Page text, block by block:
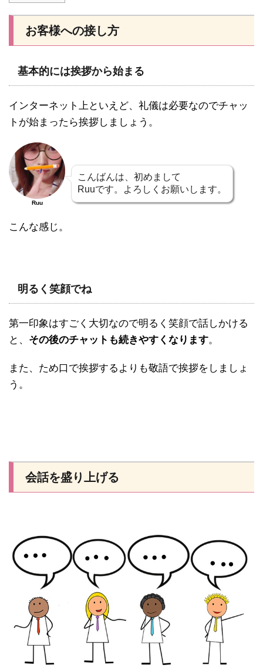
お客様への接し方
基本的には挨拶から始まる
インターネット上といえど、礼儀は必要なのでチャッ
トが始まったら挨拶しましょう。
Ruu
こんばんは、初めまして
Ruuです。よろしくお願いします。
こんな感じ。
明るく笑顔でね
第一印象はすごく大切なので明るく笑顔で話しかける
と、 その後のチャットも続きやすくなります。
また、ため口で挨拶するよりも敬語で挨拶をしましょ
う。
会話を盛り上げる